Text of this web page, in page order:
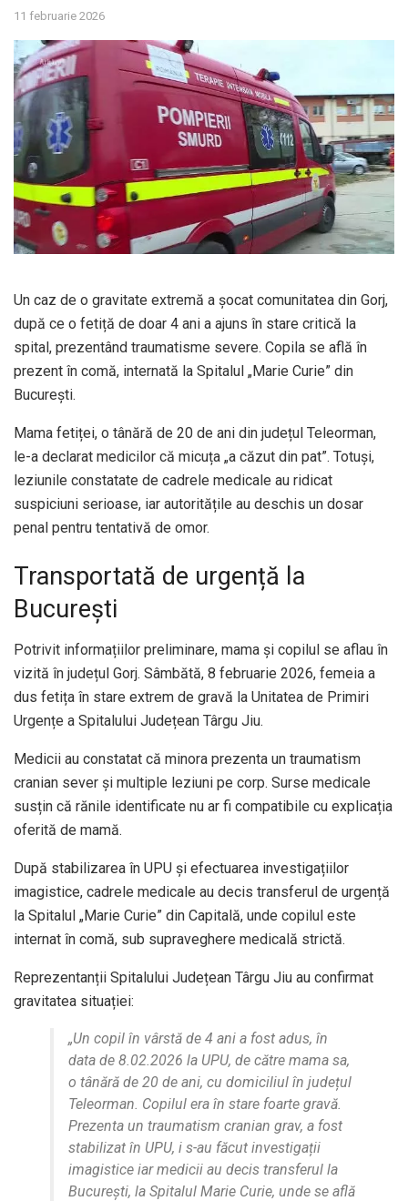
11 februarie 2026
Un caz de o gravitate extremă a șocat comunitatea din Gorj,
după ce o fetiță de doar 4 ani a ajuns în stare critică la
spital, prezentând traumatisme severe. Copila se află în
prezent în comă, internată la Spitalul „Marie Curie” din
București.
Mama fetiței, o tânără de 20 de ani din județul Teleorman,
le-a declarat medicilor că micuța „a căzut din pat”. Totuși,
leziunile constatate de cadrele medicale au ridicat
suspiciuni serioase, iar autoritățile au deschis un dosar
penal pentru tentativă de omor.
Transportată de urgență la
București
Potrivit informațiilor preliminare, mama și copilul se aflau în
vizită în județul Gorj. Sâmbătă, 8 februarie 2026, femeia a
dus fetița în stare extrem de gravă la Unitatea de Primiri
Urgențe a Spitalului Județean Târgu Jiu.
Medicii au constatat că minora prezenta un traumatism
cranian sever și multiple leziuni pe corp. Surse medicale
susțin că rănile identificate nu ar fi compatibile cu explicația
oferită de mamă.
După stabilizarea în UPU și efectuarea investigațiilor
imagistice, cadrele medicale au decis transferul de urgență
la Spitalul „Marie Curie” din Capitală, unde copilul este
internat în comă, sub supraveghere medicală strictă.
Reprezentanții Spitalului Județean Târgu Jiu au confirmat
gravitatea situației:
„Un copil în vârstă de 4 ani a fost adus, în
data de 8.02.2026 la UPU, de către mama sa,
o tânără de 20 de ani, cu domiciliul în județul
Teleorman. Copilul era în stare foarte gravă.
Prezenta un traumatism cranian grav, a fost
stabilizat în UPU, i s-au făcut investigații
imagistice iar medicii au decis transferul la
București, la Spitalul Marie Curie, unde se află